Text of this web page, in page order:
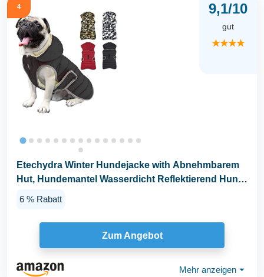
4 9,1/10
gut
★★★★
Etechydra Winter Hundejacke with Abnehmbarem
Hut, Hundemantel Wasserdicht Reflektierend Hund
6 % Rabatt
Zum Angebot
Mehr anzeigen ⏷